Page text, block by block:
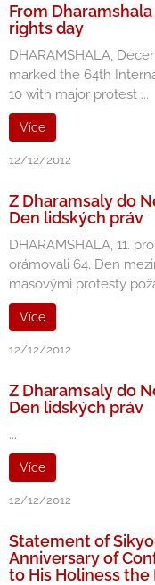
From
rights day
DHARAMSHALA,
marked the 64th
10 with major protest ...
Více
12/12/2012
Z Dharamsaly do
Den lidských práv
DHARAMSHALA, 11.
orámovali 64. Den
masovými protesty
Více
12/12/2012
Z Dharamsaly do
Den lidských práv
...
Více
12/12/2012
Statement of
Anniversary of
to His Holiness the